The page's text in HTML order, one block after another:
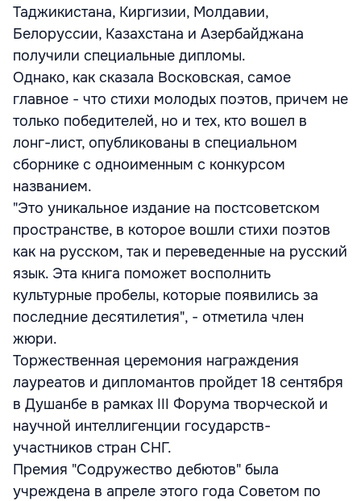
Таджикистана, Киргизии, Молдавии,
Белоруссии, Казахстана и Азербайджана
получили специальные дипломы.
Однако, как сказала Восковская, самое
главное - что стихи молодых поэтов, причем не
только победителей, но и тех, кто вошел в
лонг-лист, опубликованы в специальном
сборнике с одноименным с конкурсом
названием.
"Это уникальное издание на постсоветском
пространстве, в которое вошли стихи поэтов
как на русском, так и переведенные на русский
язык. Эта книга поможет восполнить
культурные пробелы, которые появились за
последние десятилетия", - отметила член
жюри.
Торжественная церемония награждения
лауреатов и дипломантов пройдет 18 сентября
в Душанбе в рамках III Форума творческой и
научной интеллигенции государств-
участников стран СНГ.
Премия "Содружество дебютов" была
учреждена в апреле этого года Советом по